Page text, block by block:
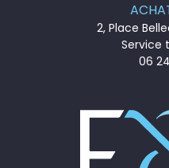
2, Place
Service
06